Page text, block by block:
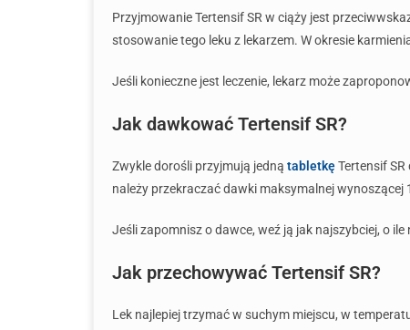
Przyjmowanie Tertensif SR w ciąży jest
stosowanie tego leku z lekarzem. W okresie
Jeśli konieczne jest leczenie, lekarz może
Jak dawkować Tertensif SR?
Zwykle dorośli przyjmują jedną tabletkęTertensif
należy przekraczać dawki maksymalnej wynoszącej
Jeśli zapomnisz o dawce, weź ją jak najszybciej, o
Jak przechowywać Tertensif SR?
Lek najlepiej trzymać w suchym miejscu, w